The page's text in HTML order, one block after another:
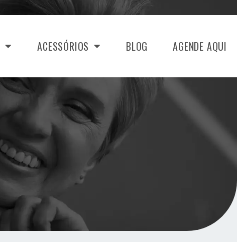
ACESSÓRIOS BLOG AGENDE AQUI